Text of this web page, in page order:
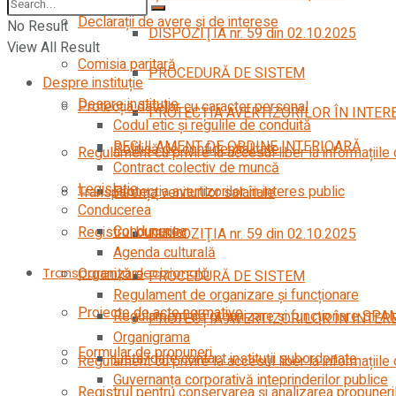
DISPOZIŢIA nr. 59 din 02.10.2025
PROCEDURĂ DE SISTEM
PROTECȚIA AVERTIZORILOR ÎN
Regulament cu privire la accesul liber la
Transparența veniturilor salariale
Registrul bunurilor
Transparență decizională
Proiecte de acte normative
Formular de propuneri
Declarații de avere și de interese
Comisia paritară
Protecția datelor cu caracter personal
Politică de confidențialitate
Protecția avertizorilor în interes public
DISPOZIŢIA nr. 59 din 02.10.2025
PROCEDURĂ DE SISTEM
PROTECȚIA AVERTIZORILOR ÎN
Regulament cu privire la accesul liber la
No Result
View All Result
Despre instituție
Despre instituție
Codul etic şi regulile de conduită
REGULAMENT DE ORDINE INTERIOARĂ
Contract colectiv de muncă
Legislație
Conducerea
Conducerea
Agenda culturală
Organizare
Regulament de organizare și funcționare
Regulament de organizare și funcționare
Organigrama
Listă/date contact instituții subordonate
Guvernanța corporativă inteprinderilor publice